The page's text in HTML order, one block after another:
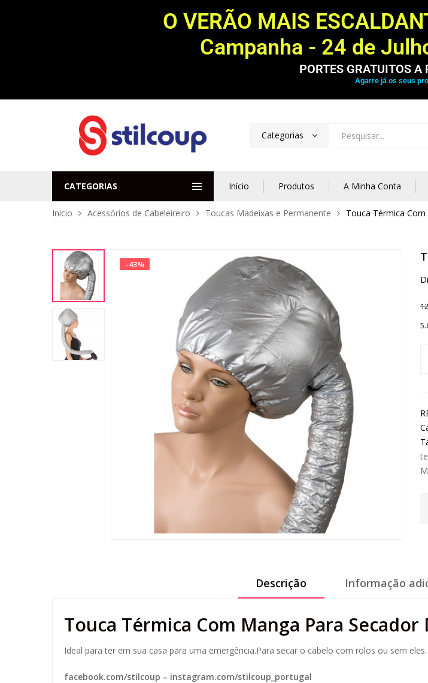
O VERÃO MAIS
Campanha - 24 de
PORTES GRATUITOS A
Agarre já os seus
Categorias
CATEGORIAS Início Produtos A Minha Conta
Início Acessórios de Cabeleireiro Toucas Madeixas e Permanente Touca Térmica
-43%
Descrição Informação
Touca Térmica Com Manga Para Secador
Ideal para ter em sua casa para uma emergência.Para secar o cabelo com rolos ou sem eles.
facebook.com/stilcoup – instagram.com/stilcoup_portugal